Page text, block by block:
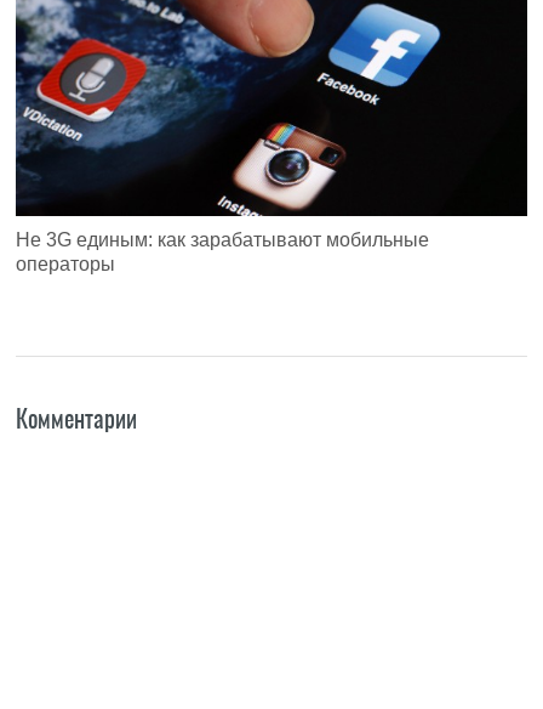
Не 3G единым: как зарабатывают мобильные
операторы
Комментарии